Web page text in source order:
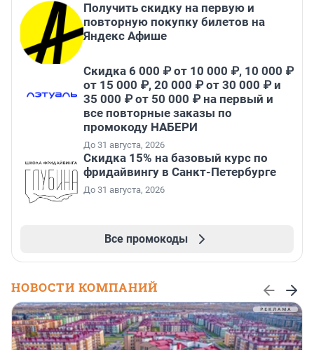
Получить скидку на первую и
повторную покупку билетов на
Яндекс Афише
Скидка 6 000 ₽ от 10 000 ₽, 10 000 ₽
от 15 000 ₽, 20 000 ₽ от 30 000 ₽ и
35 000 ₽ от 50 000 ₽ на первый и
все повторные заказы по
промокоду НАБЕРИ
До 31 августа, 2026
Скидка 15% на базовый курс по
фридайвингу в Санкт-Петербурге
До 31 августа, 2026
Все промокоды
НОВОСТИ КОМПАНИЙ